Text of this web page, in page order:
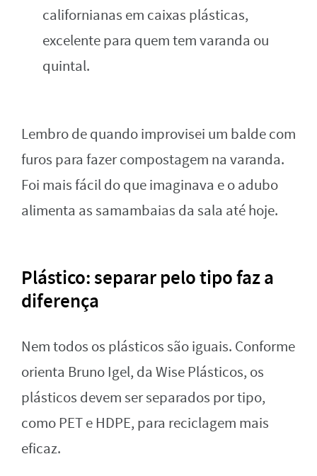
californianas em caixas plásticas,
excelente para quem tem varanda ou
quintal.
Lembro de quando improvisei um balde com
furos para fazer compostagem na varanda.
Foi mais fácil do que imaginava e o adubo
alimenta as samambaias da sala até hoje.
Plástico: separar pelo tipo faz a
diferença
Nem todos os plásticos são iguais. Conforme
orienta Bruno Igel, da Wise Plásticos, os
plásticos devem ser separados por tipo,
como PET e HDPE, para reciclagem mais
eficaz.